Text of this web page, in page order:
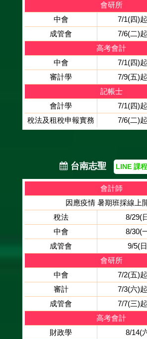
會研所
中會
7/1(四)
成管會
7/6(二)
高考會計
中會
7/1(四)
審計學
7/9(五)
記帳士
會計學
7/1(四)
稅法及租稅申報實務
7/6(二)
台南志聖 LINE 課
會計師
因應疫情 暑期班採線上
稅法
8/29(
中會
8/30(
成管會
9/5(
會研所
中會
7/2(五)
審計
7/3(六)
成管會
7/7(三)
高考會計
財政學
8/14(